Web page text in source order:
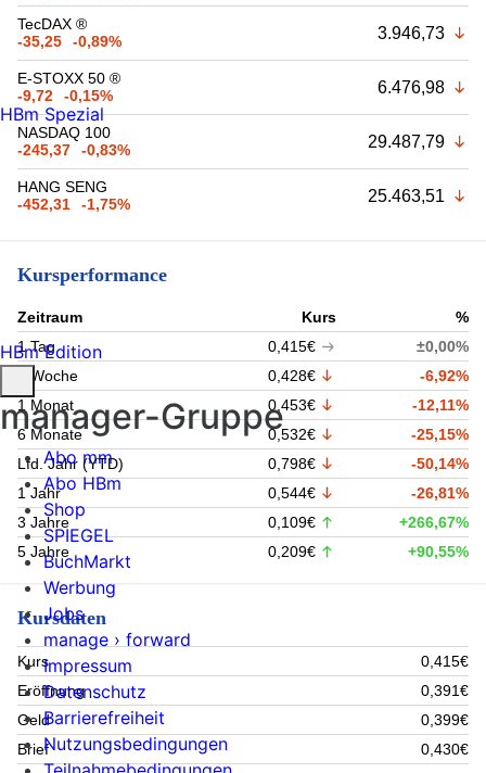
TecDAX ®
-35,25
-0,89% 3.946,73
E-STOXX 50 ®
-9,72
-0,15% 6.476,98
NASDAQ 100
-245,37
-0,83% 29.487,79
HANG SENG
-452,31
-1,75% 25.463,51
Kursperformance
Zeitraum Kurs
%
1 Tag
0,415€
±0,00%
1 Woche
0,428€
-6,92%
1 Monat
0,453€
-12,11%
6 Monate
0,532€
-25,15%
Lfd. Jahr (YTD)
0,798€
-50,14%
1 Jahr
0,544€
-26,81%
3 Jahre
0,109€
+266,67%
5 Jahre
0,209€ +90,55%
Kursdaten
Kurs
0,415€
Eröffnung
0,391€
Geld
0,399€
Brief
0,430€
HBm Spezial
HBm Edition
manager-Gruppe
Abo mm
Abo HBm
Shop
SPIEGEL
BuchMarkt
Werbung
Jobs
manage › forward
Impressum
Datenschutz
Barrierefreiheit
Nutzungsbedingungen